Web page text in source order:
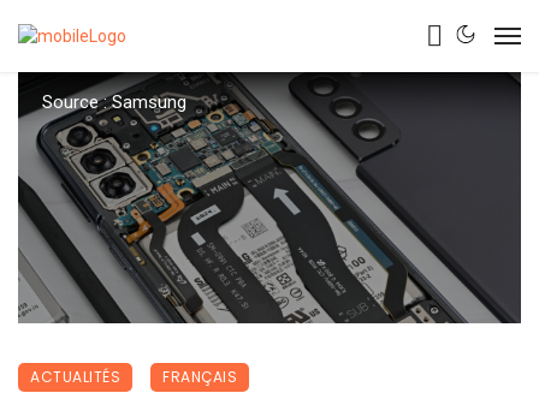
Source : Samsung
ACTUALITÉS FRANÇAIS